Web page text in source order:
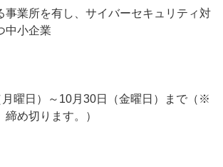
事業所を有し、サイバーセキュリティ対
中小企業
曜日）～10月30日（金曜日）まで（※
め切ります。）